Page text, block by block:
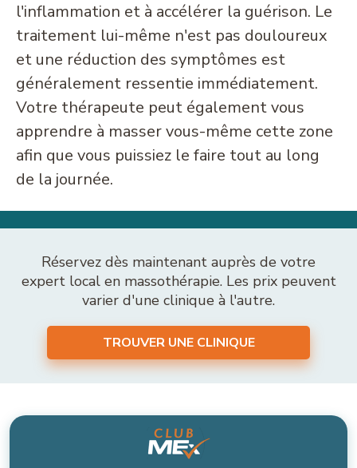
l'inflammation et à accélérer la guérison. Le
traitement lui-même n'est pas douloureux
et une réduction des symptômes est
généralement ressentie immédiatement.
Votre thérapeute peut également vous
apprendre à masser vous-même cette zone
afin que vous puissiez le faire tout au long
de la journée.
Réservez dès maintenant auprès de votre
expert local en massothérapie. Les prix peuvent
varier d'une clinique à l'autre.
TROUVER UNE CLINIQUE